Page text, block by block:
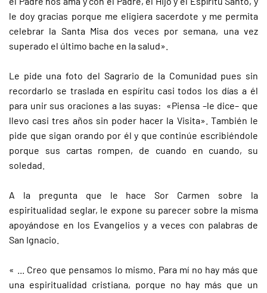
le doy gracias porque me eligiera sacerdote y me permita
celebrar la Santa Misa dos veces por semana, una vez
superado el último bache en la salud».
Le pide una foto del Sagrario de la Comunidad pues sin
recordarlo se traslada en espíritu casi todos los días a él
para unir sus oraciones a las suyas: «Piensa –le dice– que
llevo casi tres años sin poder hacer la Visita». También le
pide que sigan orando por él y que continúe escribiéndole
porque sus cartas rompen, de cuando en cuando, su
soledad.
A la pregunta que le hace Sor Carmen sobre la
espiritualidad seglar, le expone su parecer sobre la misma
apoyándose en los Evangelios y a veces con palabras de
San Ignacio.
« ... Creo que pensamos lo mismo. Para mí no hay más que
una espiritualidad cristiana, porque no hay más que un